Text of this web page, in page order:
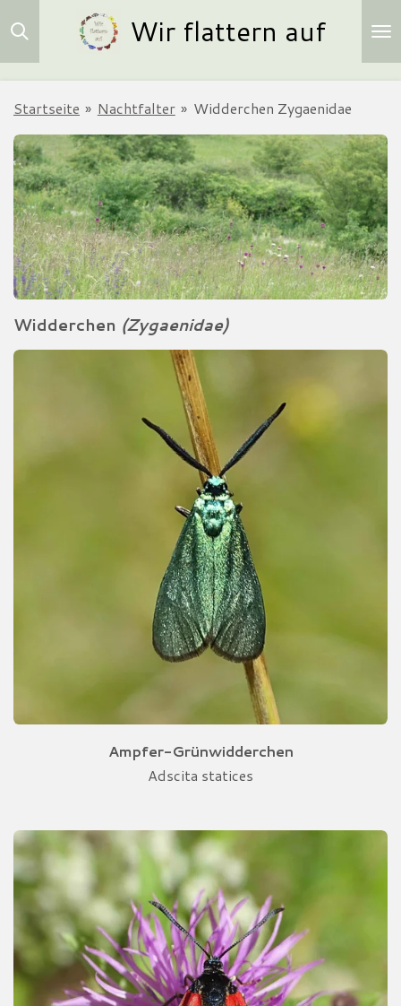
Zum
Hauptinhalt
Wir flattern auf
Startseite » Nachtfalter » Widderchen Zygaenidae
Widderchen (Zygaenidae)
Ampfer-Grünwidderchen
Adscita statices